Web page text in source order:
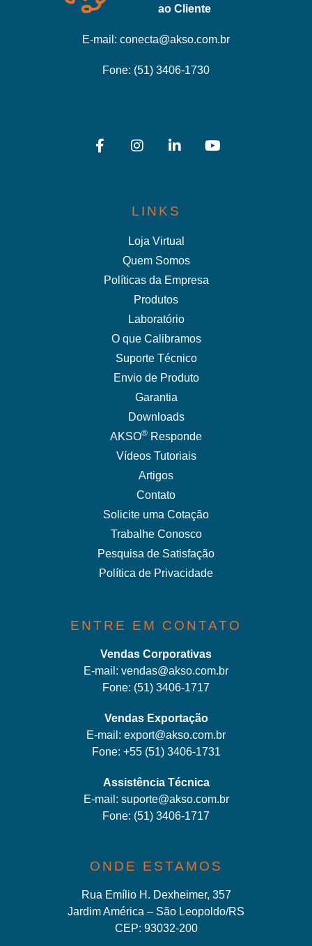
ao Cliente
E-mail: conecta@akso.com.br
Fone: (51) 3406-1730
LINKS
Loja Virtual
Quem Somos
Políticas da Empresa
Produtos
Laboratório
O que Calibramos
Suporte Técnico
Envio de Produto
Garantia
Downloads
AKSO® Responde
Vídeos Tutoriais
Artigos
Contato
Solicite uma Cotação
Trabalhe Conosco
Pesquisa de Satisfação
Política de Privacidade
ENTRE EM CONTATO
Vendas Corporativas
E-mail: vendas@akso.com.br
Fone: (51) 3406-1717
Vendas Exportação
E-mail: export@akso.com.br
Fone: +55 (51) 3406-1731
Assistência Técnica
E-mail: suporte@akso.com.br
Fone: (51) 3406-1717
ONDE ESTAMOS
Rua Emílio H. Dexheimer, 357
Jardim América – São Leopoldo/RS
CEP: 93032-200